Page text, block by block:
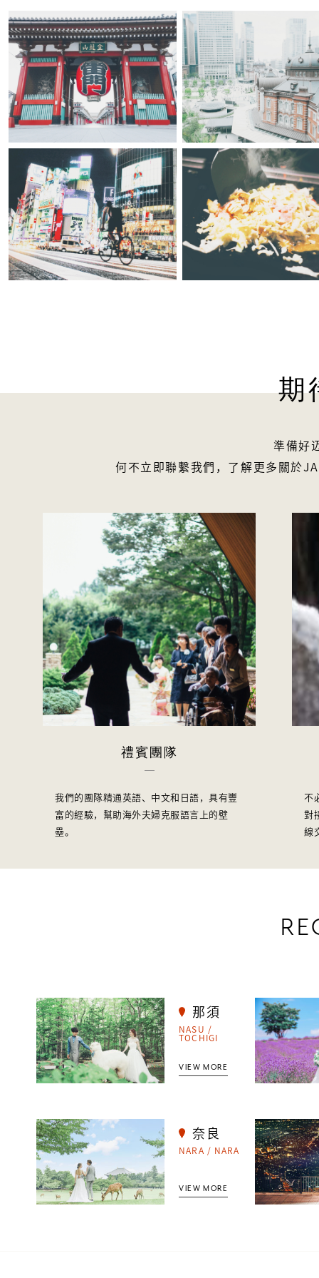
期
準備好
何不立即聯繫我們，了解更多關於
禮賓團隊
我們的團隊精通英語、中文和日語，具有豐
富的經驗，幫助海外夫婦克服語言上的壁
壘。
不
對
線
那須
NASU /
TOCHIGI
VIEW MORE
奈良
NARA / NARA
VIEW MORE